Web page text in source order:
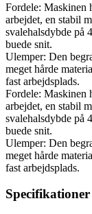
Fordele: Maskinen
arbejdet, en stabil
svalehalsdybde på
buede snit.
Ulemper: Den
meget hårde
fast arbejdsplads.
Fordele: Maskinen
arbejdet, en stabil
svalehalsdybde på
buede snit.
Ulemper: Den
meget hårde
fast arbejdsplads.
Specifikationer